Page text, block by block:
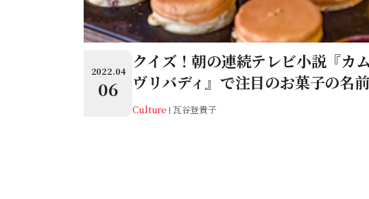
2022.04
06
クイズ！朝の連続テレビ小説『カ
ヴリバディ』で注目のお菓子の名
Culture 瓦谷登貴子